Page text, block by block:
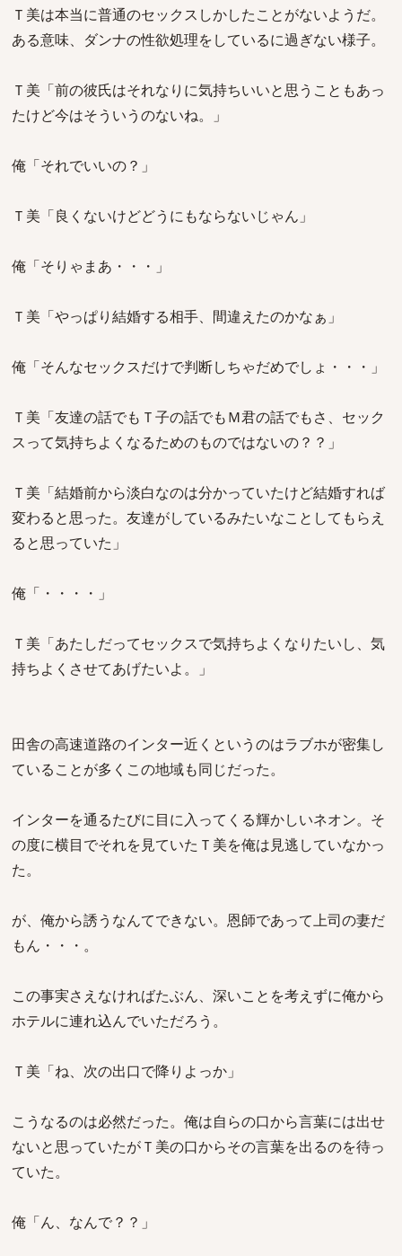
Ｔ美は本当に普通のセックスしかしたことがないようだ。
ある意味、ダンナの性欲処理をしているに過ぎない様子。
Ｔ美「前の彼氏はそれなりに気持ちいいと思うこともあっ
たけど今はそういうのないね。」
俺「それでいいの？」
Ｔ美「良くないけどどうにもならないじゃん」
俺「そりゃまあ・・・」
Ｔ美「やっぱり結婚する相手、間違えたのかなぁ」
俺「そんなセックスだけで判断しちゃだめでしょ・・・」
Ｔ美「友達の話でもＴ子の話でもＭ君の話でもさ、セック
スって気持ちよくなるためのものではないの？？」
Ｔ美「結婚前から淡白なのは分かっていたけど結婚すれば
変わると思った。友達がしているみたいなことしてもらえ
ると思っていた」
俺「・・・・」
Ｔ美「あたしだってセックスで気持ちよくなりたいし、気
持ちよくさせてあげたいよ。」
田舎の高速道路のインター近くというのはラブホが密集し
ていることが多くこの地域も同じだった。
インターを通るたびに目に入ってくる輝かしいネオン。そ
の度に横目でそれを見ていたＴ美を俺は見逃していなかっ
た。
が、俺から誘うなんてできない。恩師であって上司の妻だ
もん・・・。
この事実さえなければたぶん、深いことを考えずに俺から
ホテルに連れ込んでいただろう。
Ｔ美「ね、次の出口で降りよっか」
こうなるのは必然だった。俺は自らの口から言葉には出せ
ないと思っていたがＴ美の口からその言葉を出るのを待っ
ていた。
俺「ん、なんで？？」